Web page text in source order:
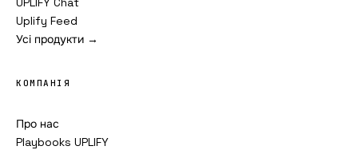
Uplify Feed
Усі продукти →
КОМПАНІЯ
Про нас
Playbooks UPLIFY